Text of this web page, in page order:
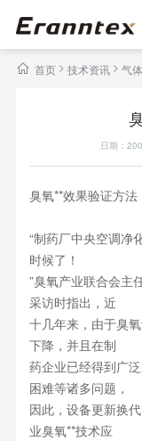
首页> 技术资讯 > 气
日期：
臭氧**效果验证方法
“制药厂中央空调净
时候了！
”臭氧产业联合会主
采访时指出，近
十几年来，由于臭
下降，并且在制
药企业已经得到广
困难等诸多问题，
因此，设备更新换
业臭氧**技术应